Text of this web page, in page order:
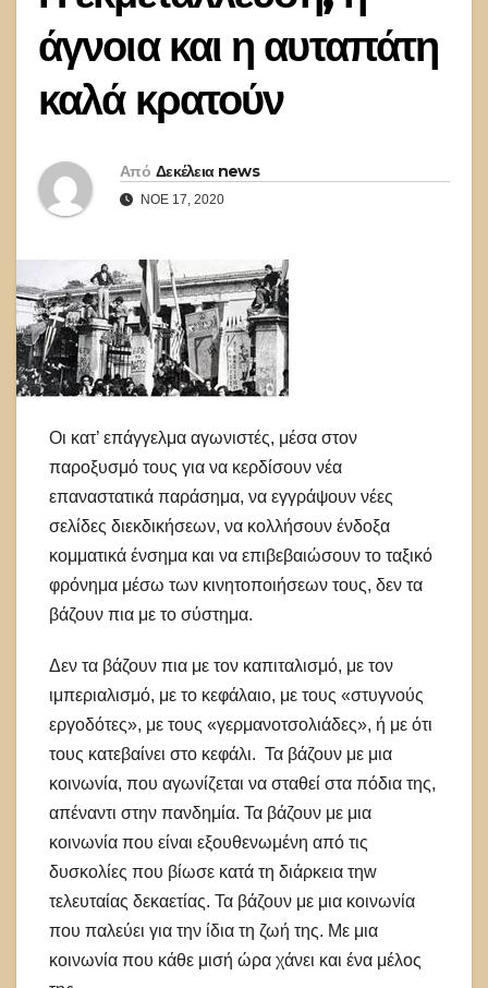
άγνοια και η αυταπάτη
καλά κρατούν
Από Δεκέλεια news
ΝΟΈ 17, 2020
Οι κατ’ επάγγελμα αγωνιστές, μέσα στον
παροξυσμό τους για να κερδίσουν νέα
επαναστατικά παράσημα, να εγγράψουν νέες
σελίδες διεκδικήσεων, να κολλήσουν ένδοξα
κομματικά ένσημα και να επιβεβαιώσουν το ταξικό
φρόνημα μέσω των κινητοποιήσεων τους, δεν τα
βάζουν πια με το σύστημα.
Δεν τα βάζουν πια με τον καπιταλισμό, με τον
ιμπεριαλισμό, με το κεφάλαιο, με τους «στυγνούς
εργοδότες», με τους «γερμανοτσολιάδες», ή με ότι
τους κατεβαίνει στο κεφάλι. Τα βάζουν με μια
κοινωνία, που αγωνίζεται να σταθεί στα πόδια της,
απέναντι στην πανδημία. Τα βάζουν με μια
κοινωνία που είναι εξουθενωμένη από τις
δυσκολίες που βίωσε κατά τη διάρκεια τηw
τελευταίας δεκαετίας. Τα βάζουν με μια κοινωνία
που παλεύει για την ίδια τη ζωή της. Με μια
κοινωνία που κάθε μισή ώρα χάνει και ένα μέλος